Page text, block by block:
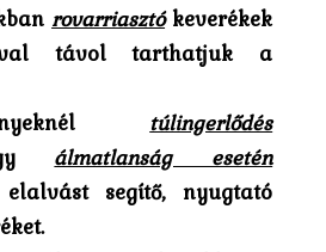
rovarriasztókeverékek
távol tarthatjuk a
túlingerlődés
álmatlanság esetén
elalvást segítő, nyugtató